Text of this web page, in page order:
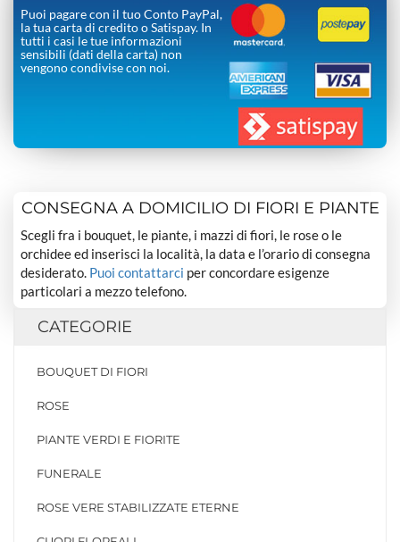
Puoi pagare con il tuo Conto PayPal,
la tua carta di credito o Satispay. In
tutti i casi le tue informazioni
sensibili (dati della carta) non
vengono condivise con noi.
CONSEGNA A DOMICILIO DI FIORI E PIANTE
Scegli fra i bouquet, le piante, i mazzi di fiori, le rose o le
orchidee ed inserisci la località, la data e l’orario di consegna
desiderato. Puoi contattarci per concordare esigenze
particolari a mezzo telefono.
CATEGORIE
BOUQUET DI FIORI
ROSE
PIANTE VERDI E FIORITE
FUNERALE
ROSE VERE STABILIZZATE ETERNE